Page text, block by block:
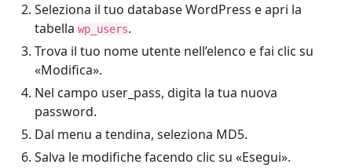
Seleziona il tuo database WordPress e apri la
tabella wp_users.
Trova il tuo nome utente nell’elenco e fai clic su
«Modifica».
Nel campo user_pass, digita la tua nuova
password.
Dal menu a tendina, seleziona MD5.
Salva le modifiche facendo clic su «Esegui».